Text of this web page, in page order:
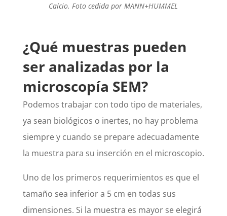
Calcio. Foto cedida por MANN+HUMMEL
¿Qué muestras pueden
ser analizadas por la
microscopía SEM?
Podemos trabajar con todo tipo de materiales,
ya sean biológicos o inertes, no hay problema
siempre y cuando se prepare adecuadamente
la muestra para su inserción en el microscopio.
Uno de los primeros requerimientos es que el
tamaño sea inferior a 5 cm en todas sus
dimensiones. Si la muestra es mayor se elegirá